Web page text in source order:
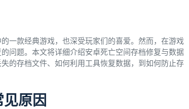
一款经典游戏，也深受玩家们的喜爱。然而，在游戏
问题。本文将详细介绍安卓死亡空间存档修复与数据
的存档文件、如何利用工具恢复数据，到如何防止存
原因